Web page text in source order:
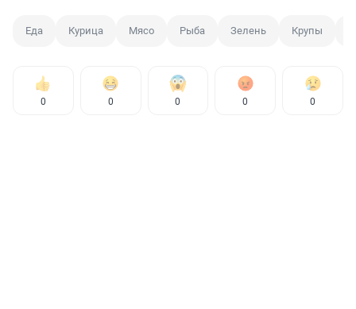
Еда Курица Мясо Рыба Зелень Крупы
0 0 0 0 0